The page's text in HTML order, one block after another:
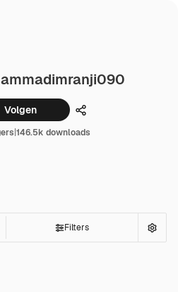
Volgen Delen
|146.5k downloads
Filters